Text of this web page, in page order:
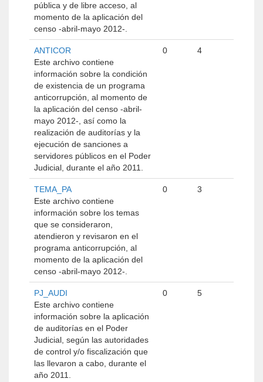
pública y de libre acceso, al
momento de la aplicación del
censo -abril-mayo 2012-.
ANTICOR
Este archivo contiene
información sobre la condición
de existencia de un programa
anticorrupción, al momento de
la aplicación del censo -abril-
mayo 2012-, así como la
realización de auditorías y la
ejecución de sanciones a
servidores públicos en el Poder
Judicial, durante el año 2011.
0 4
TEMA_PA
Este archivo contiene
información sobre los temas
que se consideraron,
atendieron y revisaron en el
programa anticorrupción, al
momento de la aplicación del
censo -abril-mayo 2012-.
0 3
PJ_AUDI
Este archivo contiene
información sobre la aplicación
de auditorías en el Poder
Judicial, según las autoridades
de control y/o fiscalización que
las llevaron a cabo, durante el
año 2011.
0 5